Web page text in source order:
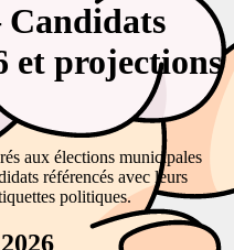
et projections
aux élections municipales
référencés avec leurs
politiques.